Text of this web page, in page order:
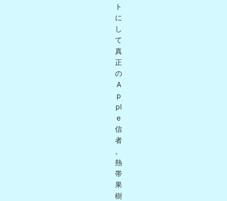
ト
に
し
て
真
正
の
A
p
pl
e
信
者
。
熱
帯
果
樹